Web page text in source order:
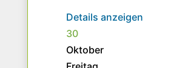
Details anzeigen
30
Oktober